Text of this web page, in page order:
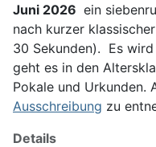
Juni 2026 ein
nach kurzer
30 Sekunden). Es
geht es in den
Pokale und Urkunden.
Ausschreibung zu
Details